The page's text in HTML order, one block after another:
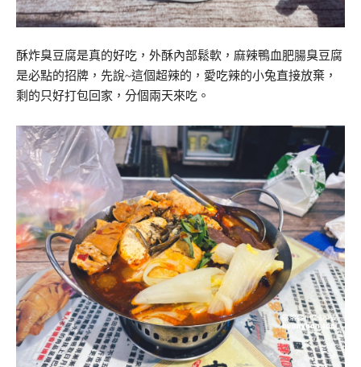
酥炸臭豆腐是真的好吃，外酥內部鬆軟，麻辣鴨血肥腸臭豆腐
是必點的招牌，先說~這個超辣的，愛吃辣的小兔直接放棄，
剩的只好打包回家，分個兩天來吃。